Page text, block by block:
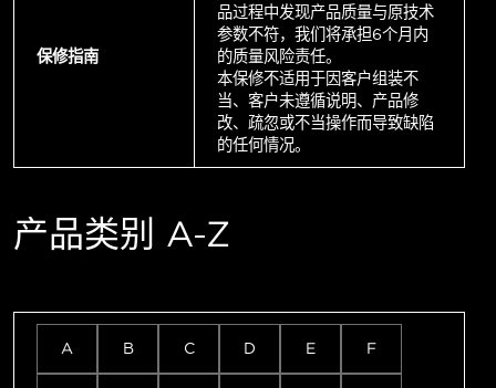
保修指南
品过程中发现产品质量与原技术
参数不符，我们将承担6个月内
的质量风险责任。
本保修不适用于因客户组装不
当、客户未遵循说明、产品修
改、疏忽或不当操作而导致缺陷
的任何情况。
产品类别 A-Z
A B C D E F